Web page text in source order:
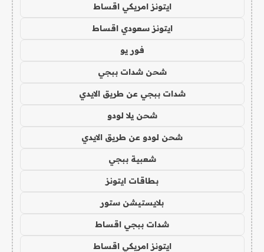
ايتونز امريكي اقساط
ايتونز سعودي اقساط
فور يو
شحن شدات ببجي
شدات ببجي عن طريق الايدي
شحن يلا لودو
شحن لودو عن طريق الايدي
شعبية ببجي
بطاقات ايتونز
بلايستيشن ستور
شدات ببجي اقساط
ايتونز امريكي اقساط